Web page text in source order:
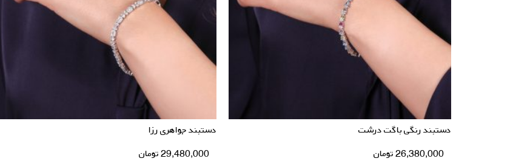
دستبند رنگی باگت درشت
26,380,000تومان
دستبند جواهری رزا
29,480,000تومان